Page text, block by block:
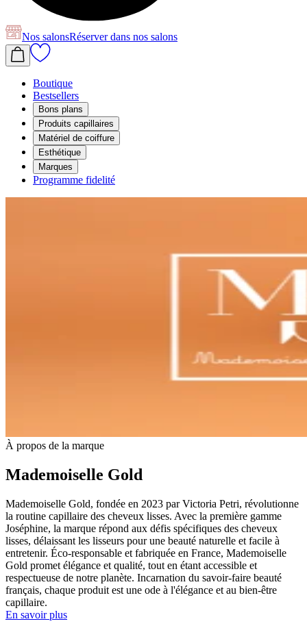
Nos salonsRéserverdans nos salons
Boutique
Bestsellers
Bons plans
Produits capillaires
Matériel de coiffure
Esthétique
Marques
Programme fidelité
À propos de la marque
Mademoiselle Gold
Mademoiselle Gold, fondée en 2023 par Victoria Petri, révolutionne
la routine capillaire des cheveux lisses. Avec la première gamme
Joséphine, la marque répond aux défis spécifiques des cheveux
lisses, délaissant les lisseurs pour une beauté naturelle et facile à
entretenir. Éco-responsable et fabriquée en France, Mademoiselle
Gold promet élégance et qualité, tout en étant accessible et
respectueuse de notre planète. Incarnation du savoir-faire beauté
français, chaque produit est une ode à l'élégance et au bien-être
capillaire.
En savoir plus